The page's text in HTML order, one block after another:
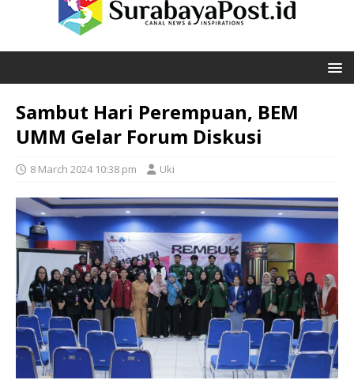
Sambut Hari Perempuan, BEM
UMM Gelar Forum Diskusi
8 March 2024 10:38 pm Uki